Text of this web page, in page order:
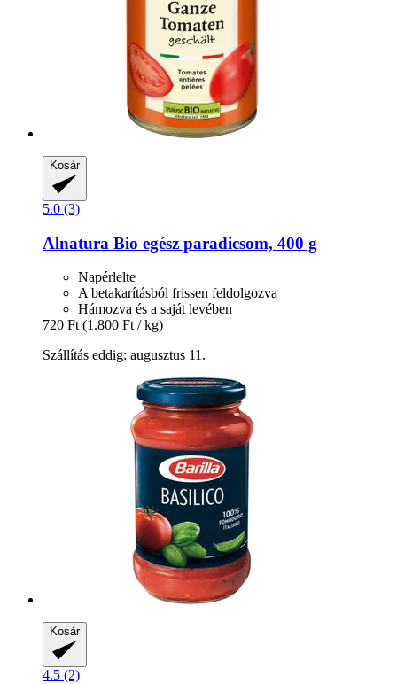
Kosár
5.0 (3)
Alnatura Bio egész paradicsom, 400 g
Napérlelte
A betakarításból frissen feldolgozva
Hámozva és a saját levében
720 Ft (1.800 Ft / kg)
Szállítás eddig: augusztus 11.
Kosár
4.5 (2)